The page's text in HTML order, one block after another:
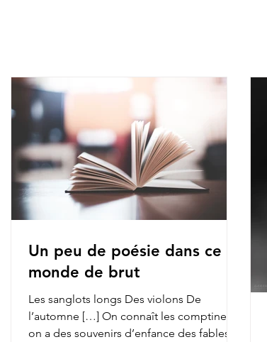
Un peu de poésie dans ce
monde de brut
Les sanglots longs Des violons De
l’automne […] On connaît les comptines,
on a des souvenirs d’enfance des fables